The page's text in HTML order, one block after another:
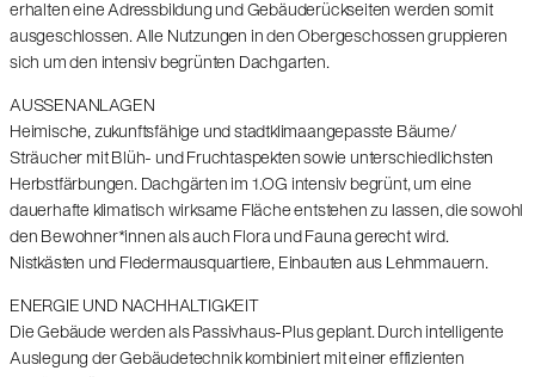
erhalten eine Adressbildung und Gebäuderückseiten werden somit
ausgeschlossen. Alle Nutzungen in den Obergeschossen gruppieren
sich um den intensiv begrünten Dachgarten.
AUSSENANLAGEN
Heimische, zukunftsfähige und stadtklimaangepasste Bäume/
Sträucher mit Blüh- und Fruchtaspekten sowie unterschiedlichsten
Herbstfärbungen. Dachgärten im 1.OG intensiv begrünt, um eine
dauerhafte klimatisch wirksame Fläche entstehen zu lassen, die sowohl
den Bewohner*innen als auch Flora und Fauna gerecht wird.
Nistkästen und Fledermausquartiere, Einbauten aus Lehmmauern.
ENERGIE UND NACHHALTIGKEIT
Die Gebäude werden als Passivhaus-Plus geplant. Durch intelligente
Auslegung der Gebäudetechnik kombiniert mit einer effizienten